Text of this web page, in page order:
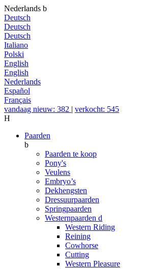
Nederlands b
Deutsch
Deutsch
Deutsch
Italiano
Polski
English
English
Nederlands
Español
Français
vandaag nieuw: 382 | verkocht: 545
H
Paarden
b
Paarden te koop
Pony's
Veulens
Embryo’s
Dekhengsten
Dressuurpaarden
Springpaarden
Westernpaarden d
Western Riding
Reining
Cowhorse
Cutting
Western Pleasure